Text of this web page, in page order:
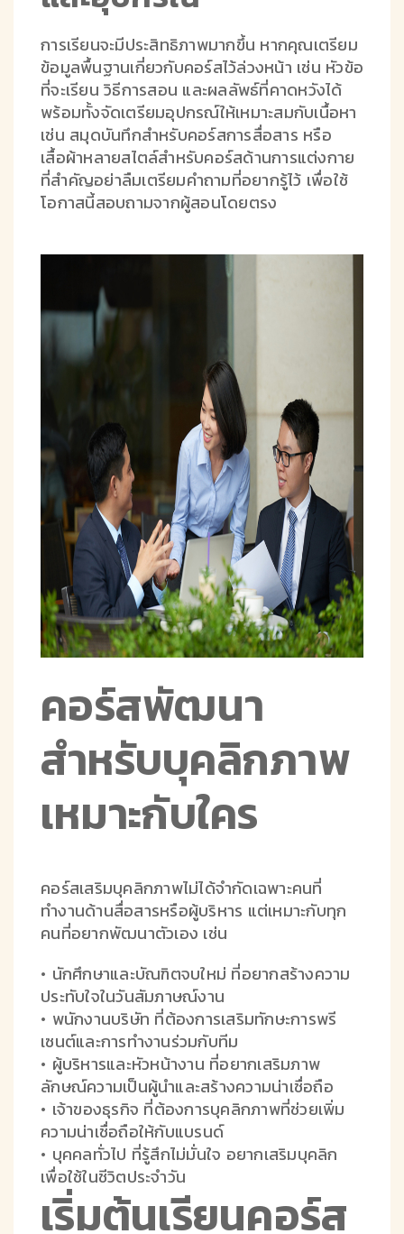
การเรียนจะมีประสิทธิภาพมากขึ้น หากคุณเตรียม
ข้อมูลพื้นฐานเกี่ยวกับคอร์สไว้ล่วงหน้า เช่น หัวข้อ
ที่จะเรียน วิธีการสอน และผลลัพธ์ที่คาดหวังได้
พร้อมทั้งจัดเตรียมอุปกรณ์ให้เหมาะสมกับเนื้อหา
เช่น สมุดบันทึกสำหรับคอร์สการสื่อสาร หรือ
เสื้อผ้าหลายสไตล์สำหรับคอร์สด้านการแต่งกาย
ที่สำคัญอย่าลืมเตรียมคำถามที่อยากรู้ไว้ เพื่อใช้
โอกาสนี้สอบถามจากผู้สอนโดยตรง
คอร์สพัฒนา
สำหรับบุคลิกภาพ
เหมาะกับใคร
คอร์สเสริมบุคลิกภาพไม่ได้จำกัดเฉพาะคนที่
ทำงานด้านสื่อสารหรือผู้บริหาร แต่เหมาะกับทุก
คนที่อยากพัฒนาตัวเอง เช่น
• นักศึกษาและบัณฑิตจบใหม่ ที่อยากสร้างความ
ประทับใจในวันสัมภาษณ์งาน
• พนักงานบริษัท ที่ต้องการเสริมทักษะการพรี
เซนต์และการทำงานร่วมกับทีม
• ผู้บริหารและหัวหน้างาน ที่อยากเสริมภาพ
ลักษณ์ความเป็นผู้นำและสร้างความน่าเชื่อถือ
• เจ้าของธุรกิจ ที่ต้องการบุคลิกภาพที่ช่วยเพิ่ม
ความน่าเชื่อถือให้กับแบรนด์
• บุคคลทั่วไป ที่รู้สึกไม่มั่นใจ อยากเสริมบุคลิก
เพื่อใช้ในชีวิตประจำวัน
เริ่มต้นเรียนคอร์ส